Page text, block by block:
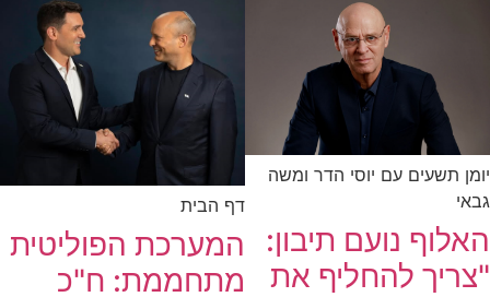
יומן תשעים עם יוסי הדר ומשה
גבאי
האלוף נועם תיבון:
"צריך להחליף את
דף הבית
המערכת הפוליטית
מתחממת: ח"כ